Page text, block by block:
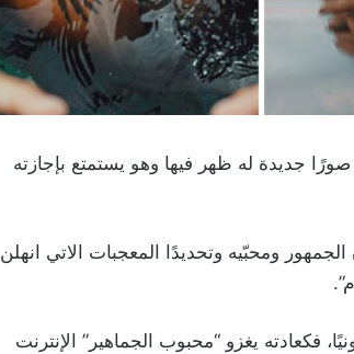
جديدة له ظهر فيها وهو يستمتع بإجازته
ومحبّيه وتحديدًا المعجبات الاتي انهلن
فكعادته يغزو “محبوب الجماهير” الإنترنت